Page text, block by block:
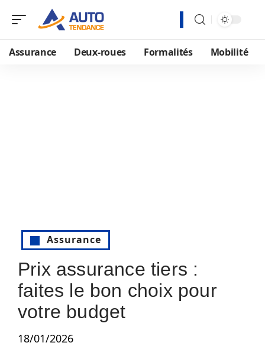
Assurance Deux-roues Formalités Mobilité
Assurance
Prix assurance tiers :
faites le bon choix pour
votre budget
18/01/2026